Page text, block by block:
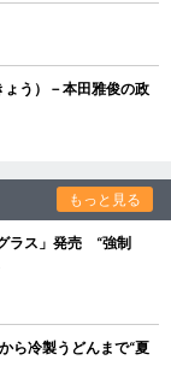
う）－本田雅俊の政
もっと見る
ラス」発売 “強制
ら冷製うどんまで“夏